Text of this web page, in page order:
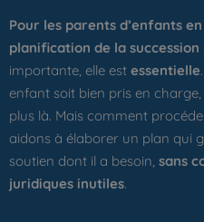
Pour les parents d’enfants
planification de la succession
importante, elle est essentielle
enfant soit bien pris en
plus là. Mais comment
aidons à élaborer un plan qui
soutien dont il a besoin, sans
juridiques inutiles.